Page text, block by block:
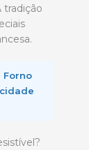
tradição
Forno